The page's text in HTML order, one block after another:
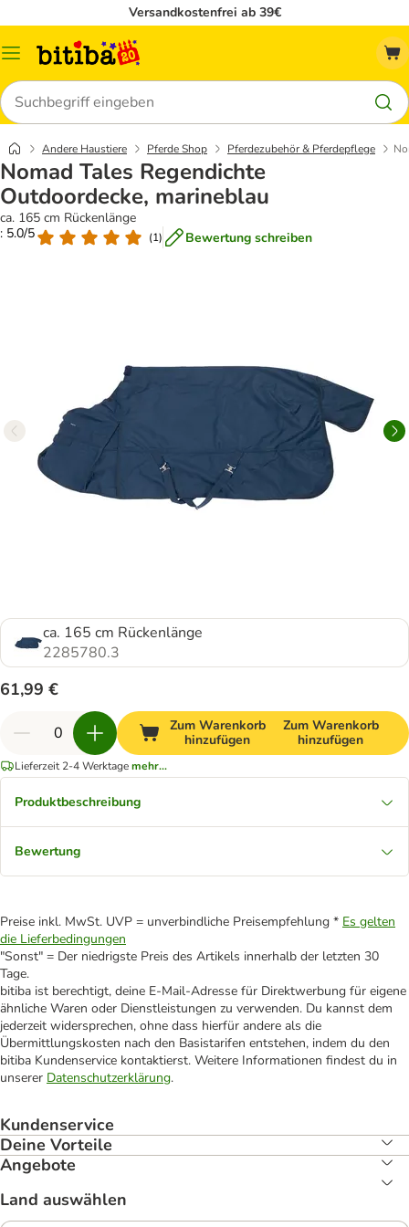
Versandkostenfrei ab 39€
Menü
Suchen
Andere Haustiere Pferde Shop Pferdezubehör & Pferdepflege
Nomad Tales Regendichte
Outdoordecke, marineblau
ca. 165 cm Rückenlänge
: 5.0/5
(1) Bewertung schreiben
ca. 165 cm Rückenlänge
2285780.3
61,99 €
Zum Warenkorb
hinzufügen
Zum Warenkorb
hinzufügen
Lieferzeit 2-4 Werktagemehr...
Produktbeschreibung
Bewertung
Preise inkl. MwSt. UVP = unverbindliche Preisempfehlung * Es gelten
die Lieferbedingungen
"Sonst" = Der niedrigste Preis des Artikels innerhalb der letzten 30
Tage.
bitiba ist berechtigt, deine E-Mail-Adresse für Direktwerbung für eigene
ähnliche Waren oder Dienstleistungen zu verwenden. Du kannst dem
jederzeit widersprechen, ohne dass hierfür andere als die
Übermittlungskosten nach den Basistarifen entstehen, indem du den
bitiba Kundenservice kontaktierst. Weitere Informationen findest du in
unserer Datenschutzerklärung.
Kundenservice
Deine Vorteile
Angebote
Land auswählen